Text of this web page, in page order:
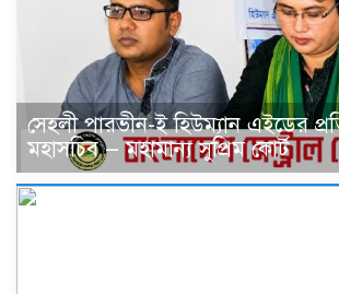
সেহলী পারভীন-ই হিউম্যান এইডের
মহাসচিব — মহামান্য সুপ্রিম কোর্ট